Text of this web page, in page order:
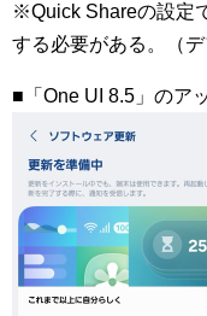
※Quick Shareの設定
する必要がある。（デ
■「One UI 8.5」のア